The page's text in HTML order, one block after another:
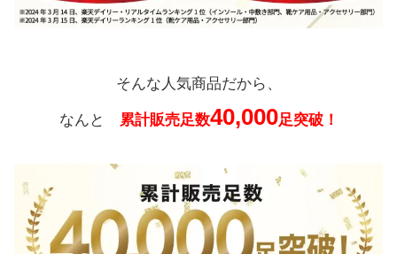
そんな人気商品だから、
なんと 累計販売足数40,000足突破！